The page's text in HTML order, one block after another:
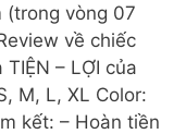
(trong vòng 07
về chiếc
– LỢI của
M, L, XL Color:
kết: – Hoàn tiền